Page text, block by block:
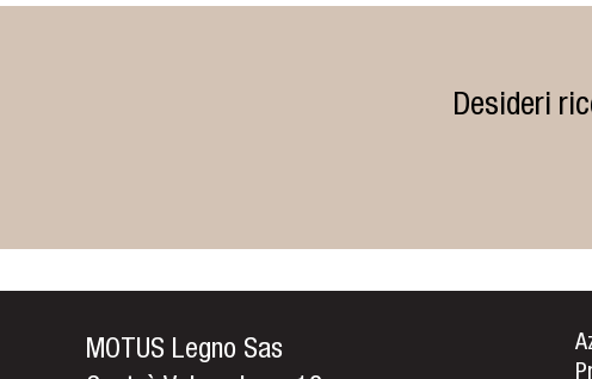
Desideri
MOTUS Legno Sas